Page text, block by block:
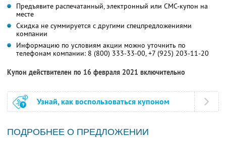
Предъявите распечатанный, электронный или СМС-купон на
месте
Скидка не суммируется с другими спецпредложениями
компании
Информацию по условиям акции можно уточнить по
телефонам компании: 8 (800) 333-33-00, +7 (925) 203-11-20
Купон действителен по 16 февраля 2021 включительно
Узнай, как воспользоваться купоном
ПОДРОБНЕЕ О ПРЕДЛОЖЕНИИ